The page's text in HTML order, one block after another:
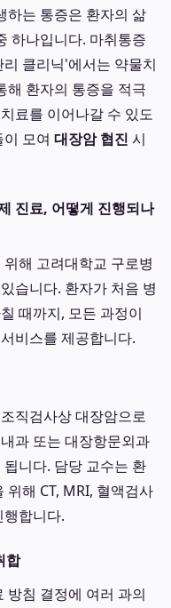
하는 통증은 환자의 삶
하나입니다. 마취통증
클리닉'에서는 약물치
해 환자의 통증을 적극
료를 이어나갈 수 있도
모여 대장암 협진 시
진료, 어떻게 진행되나
해 고려대학교 구로병
습니다. 환자가 처음 병
때까지, 모든 과정이
비스를 제공합니다.
직검사상 대장암으로
과 또는 대장항문외과
니다. 담당 교수는 환
위해 CT, MRI, 혈액검사
합니다.
합
방침 결정에 여러 과의